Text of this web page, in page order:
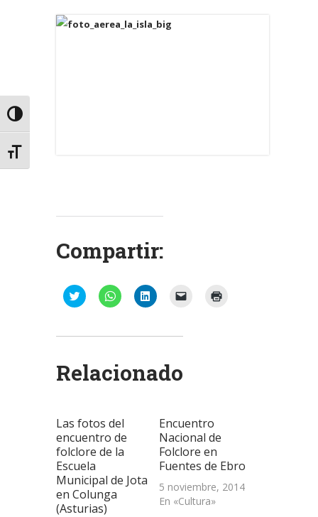
Alternar alto contraste
Alternar tamaño de letra
Compartir:
Haz
clic
Twitter
en
una
Haz
clic
WhatsApp
en
una
Haz
clic
LinkedIn
en
una
en
una
ventana
nueva)
Relacionado
Las fotos del
encuentro de
folclore de la
Escuela
Municipal de Jota
en Colunga
(Asturias)
Encuentro
Nacional de
Folclore en
Fuentes de Ebro
5 noviembre, 2014
En «Cultura»